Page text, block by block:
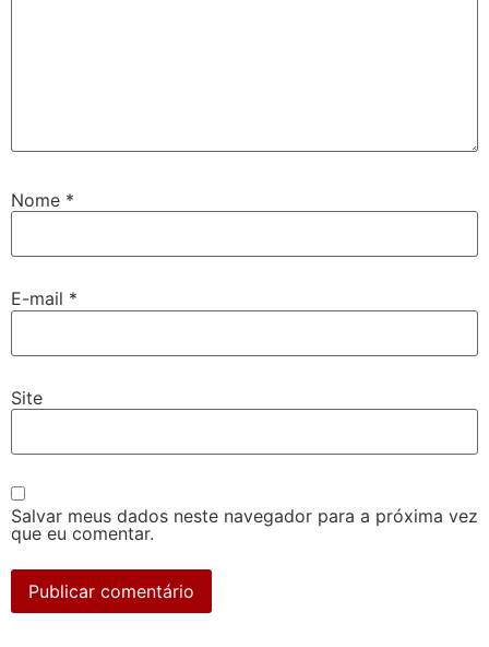
Nome *
E-mail *
Site
Salvar meus dados neste navegador para a próxima vez
que eu comentar.